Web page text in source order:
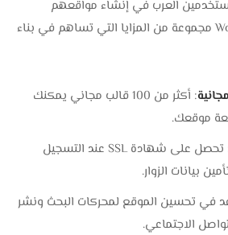
العرب في إنشاء مواقعهم
الإلكترونية. يوفر WordPress مجموعة من المزايا التي تساهم في بناء
: أكثر من 100 قالب مجاني يمكنك
موقعك.
: تحصل على شهادة SSL عند التسجيل
بيانات الزوار.
في تحسين الموقع لمحركات البحث ونشر
الاجتماعي.